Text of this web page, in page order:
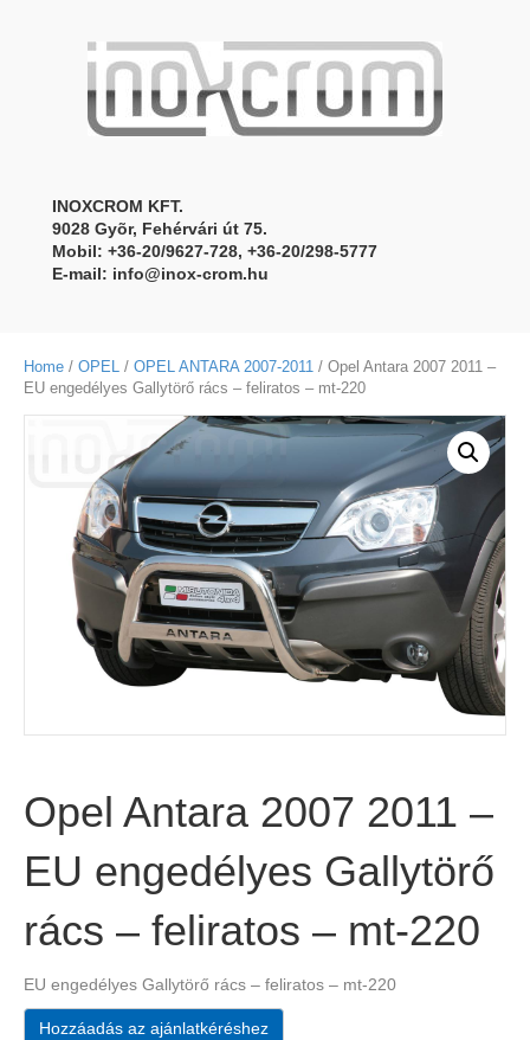
INOXCROM KFT.
9028 Gyõr, Fehérvári út 75.
Mobil: +36-20/9627-728, +36-20/298-5777
E-mail: info@inox-crom.hu
Home / OPEL / OPEL ANTARA 2007-2011 / Opel Antara 2007 2011 –
EU engedélyes Gallytörő rács – feliratos – mt-220
Opel Antara 2007 2011 –
EU engedélyes Gallytörő
rács – feliratos – mt-220
EU engedélyes Gallytörő rács – feliratos – mt-220
Hozzáadás az ajánlatkéréshez